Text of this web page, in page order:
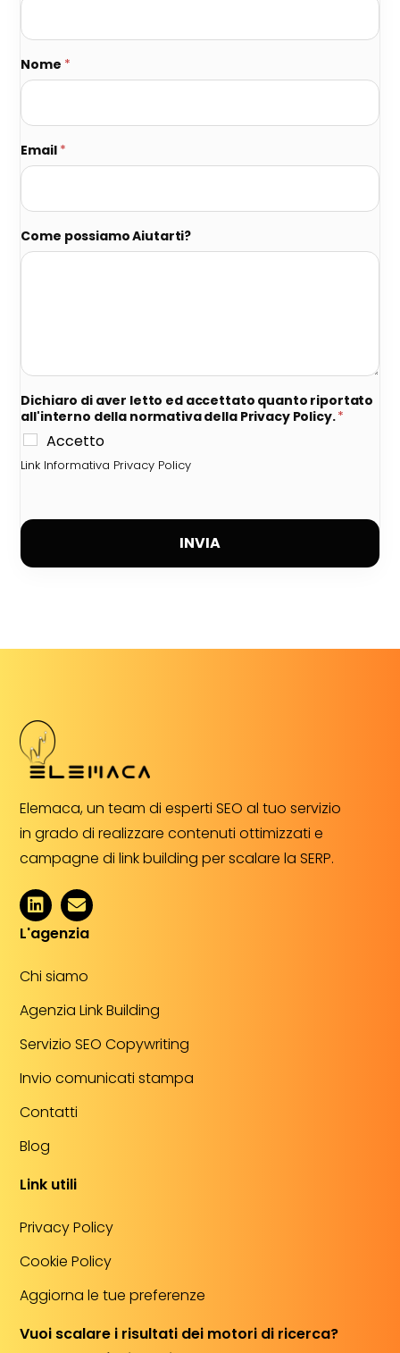
Nome *
Email *
Come possiamo Aiutarti?
Dichiaro di aver letto ed accettato quanto riportato
all'interno della normativa della Privacy Policy.*
Accetto
Link Informativa Privacy Policy
INVIA
Elemaca, un team di esperti SEO al tuo servizio
in grado di realizzare contenuti ottimizzati e
campagne di link building per scalare la SERP.
L'agenzia
Chi siamo
Agenzia Link Building
Servizio SEO Copywriting
Invio comunicati stampa
Contatti
Blog
Link utili
Privacy Policy
Cookie Policy
Aggiorna le tue preferenze
Vuoi scalare i risultati dei motori di ricerca?